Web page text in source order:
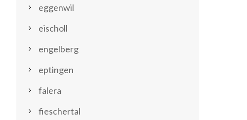
eggenwil
eischoll
engelberg
eptingen
falera
fieschertal